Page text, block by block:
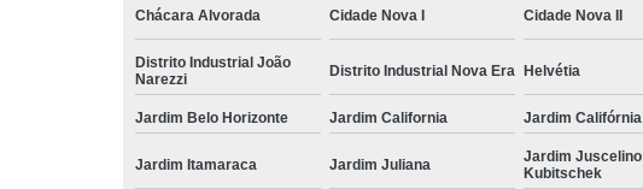
Chácara Alvorada Cidade Nova I Cidade Nova II
Distrito Industrial João
Narezzi
Distrito Industrial Nova Era Helvétia
Jardim Belo Horizonte Jardim California Jardim Califórnia
Jardim Itamaraca Jardim Juliana
Jardim Juscelino
Kubitschek